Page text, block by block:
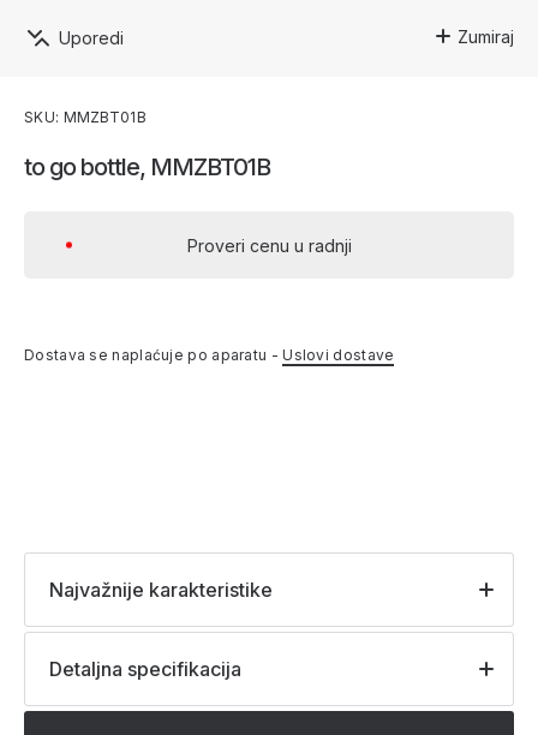
Zumiraj
Uporedi
to go bottle, MMZBT01B
Proveri cenu u radnji
Dostava se naplaćuje po aparatu -Uslovi dostave
SKU: MMZBT01B
Najvažnije karakteristike
Detaljna specifikacija